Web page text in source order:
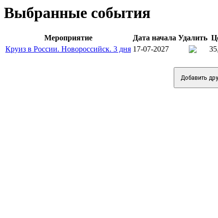
Выбранные события
Мероприятие Дата начала Удалить
Круиз в России. Новороссийск. 3 дня 17-07-2027
Добавить